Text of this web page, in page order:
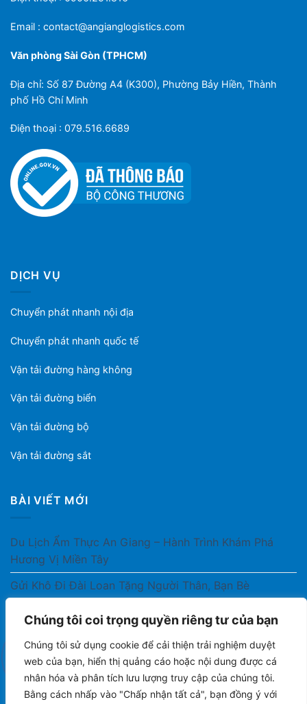
Chúng tôi coi trọng quyền riêng tư của bạn
Chúng tôi sử dụng cookie để cải thiện trải nghiệm duyệt
web của bạn, hiển thị quảng cáo hoặc nội dung được cá
nhân hóa và phân tích lưu lượng truy cập của chúng tôi.
Bằng cách nhấp vào "Chấp nhận tất cả", bạn đồng ý với
Email : contact@angianglogistics.com
Văn phòng Sài Gòn (TPHCM)
Địa chỉ: Số 87 Đường A4 (K300), Phường Bảy Hiền, Thành
phố Hồ Chí Minh
Điện thoại : 079.516.6689
DỊCH VỤ
Chuyển phát nhanh nội địa
Chuyển phát nhanh quốc tế
Vận tải đường hàng không
Vận tải đường biển
Vận tải đường bộ
Vận tải đường sắt
BÀI VIẾT MỚI
Du Lịch Ẩm Thực An Giang – Hành Trình Khám Phá
Hương Vị Miền Tây
Gửi Khô Đi Đài Loan Tặng Người Thân, Bạn Bè
Gửi Thuốc Cho Người Thân Ở Nước Ngoài Có Được
Không?
Gửi Công Văn, Tài Liệu Hỏa Tốc Từ Nam Ra Bắc
Gửi Cà Phê Đóng Gói Sang Áo Có Được Không?